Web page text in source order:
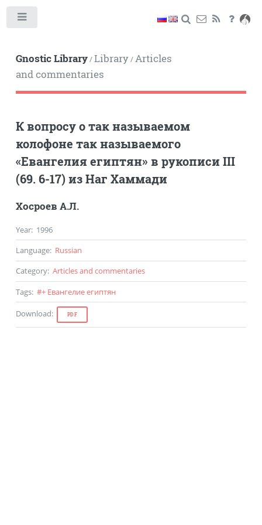
Gnostic Library/Library/Articles
and commentaries
К вопросу о так называемом
колофоне так называемого
«Евангелия египтян» в рукописи III
(69. 6-17) из Наг Хаммади
Хосроев А.Л.
Year: 1996
Language: Russian
Category: Articles and commentaries
Tags: #+ Евангелие египтян
Download: PDF